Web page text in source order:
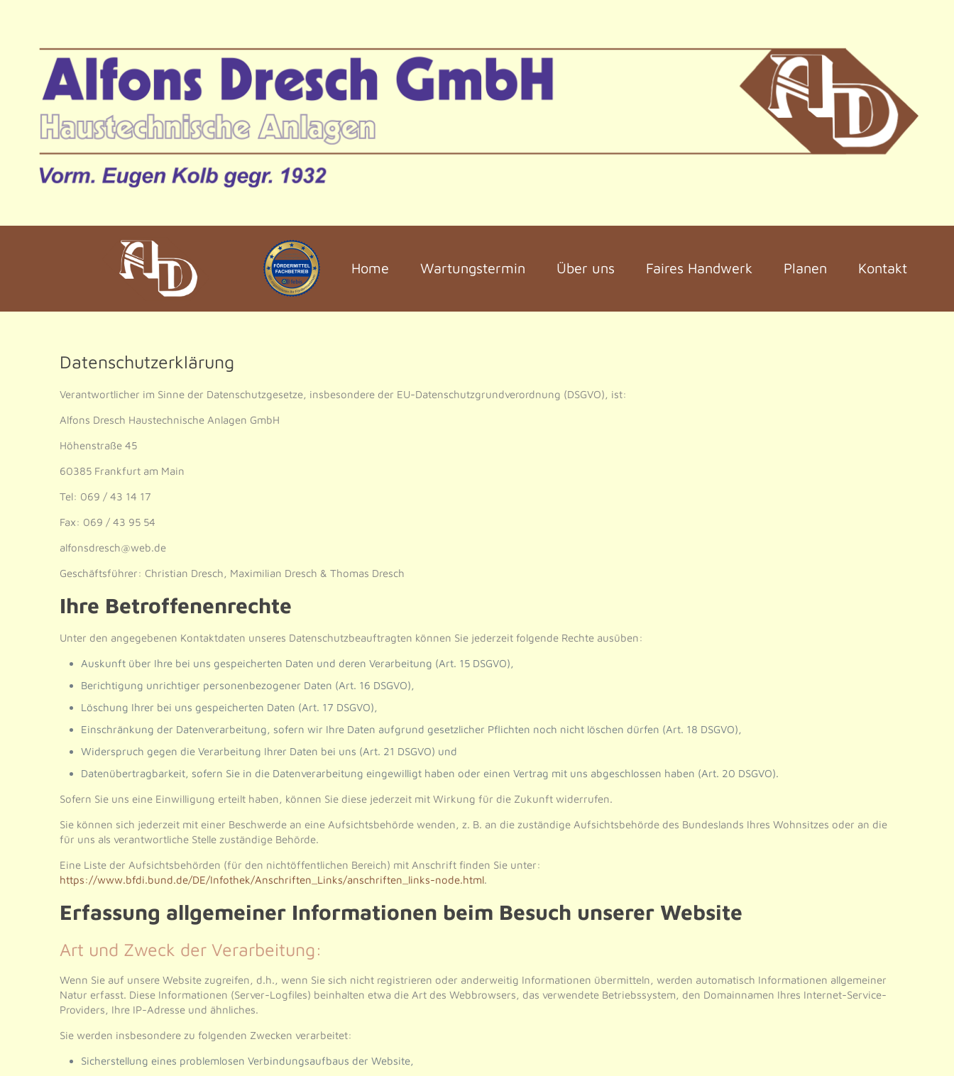
Home Wartungstermin Über uns Faires Handwerk Planen Kontakt
Datenschutzerklärung
Verantwortlicher im Sinne der Datenschutzgesetze, insbesondere der EU-Datenschutzgrundverordnung (DSGVO), ist:
Alfons Dresch Haustechnische Anlagen GmbH
Höhenstraße 45
60385 Frankfurt am Main
Tel: 069 / 43 14 17
Fax: 069 / 43 95 54
alfonsdresch@web.de
Geschäftsführer: Christian Dresch, Maximilian Dresch & Thomas Dresch
Ihre Betroffenenrechte
Unter den angegebenen Kontaktdaten unseres Datenschutzbeauftragten können Sie jederzeit folgende Rechte ausüben:
Auskunft über Ihre bei uns gespeicherten Daten und deren Verarbeitung (Art. 15 DSGVO),
Berichtigung unrichtiger personenbezogener Daten (Art. 16 DSGVO),
Löschung Ihrer bei uns gespeicherten Daten (Art. 17 DSGVO),
Einschränkung der Datenverarbeitung, sofern wir Ihre Daten aufgrund gesetzlicher Pflichten noch nicht löschen dürfen (Art. 18 DSGVO),
Widerspruch gegen die Verarbeitung Ihrer Daten bei uns (Art. 21 DSGVO) und
Datenübertragbarkeit, sofern Sie in die Datenverarbeitung eingewilligt haben oder einen Vertrag mit uns abgeschlossen haben (Art. 20 DSGVO).
Sofern Sie uns eine Einwilligung erteilt haben, können Sie diese jederzeit mit Wirkung für die Zukunft widerrufen.
Sie können sich jederzeit mit einer Beschwerde an eine Aufsichtsbehörde wenden, z. B. an die zuständige Aufsichtsbehörde des Bundeslands Ihres Wohnsitzes oder an die
für uns als verantwortliche Stelle zuständige Behörde.
Eine Liste der Aufsichtsbehörden (für den nichtöffentlichen Bereich) mit Anschrift finden Sie unter:
https://www.bfdi.bund.de/DE/Infothek/Anschriften_Links/anschriften_links-node.html.
Erfassung allgemeiner Informationen beim Besuch unserer Website
Art und Zweck der Verarbeitung:
Wenn Sie auf unsere Website zugreifen, d.h., wenn Sie sich nicht registrieren oder anderweitig Informationen übermitteln, werden automatisch Informationen allgemeiner
Natur erfasst. Diese Informationen (Server-Logfiles) beinhalten etwa die Art des Webbrowsers, das verwendete Betriebssystem, den Domainnamen Ihres Internet-Service-
Providers, Ihre IP-Adresse und ähnliches.
Sie werden insbesondere zu folgenden Zwecken verarbeitet:
Sicherstellung eines problemlosen Verbindungsaufbaus der Website,